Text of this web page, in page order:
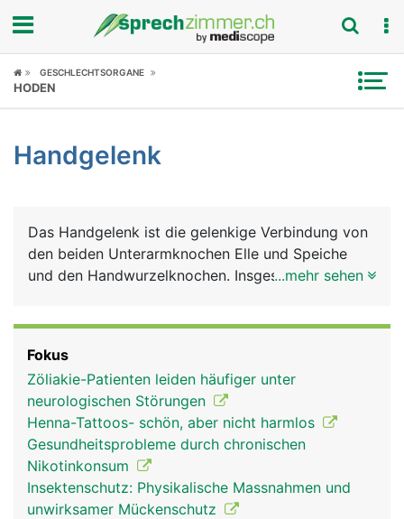
Fokus
Symptome
News
Rubriken
GESCHLECHTSORGANE
HODEN
Handgelenk
Das Handgelenk ist die gelenkige Verbindung von
den beiden Unterarmknochen Elle und Speiche
und den Handwurzelknochen. Insgesamt gibt es 8
überzogen und werden von Bändern
zusammengehalten. Weitere feste Bänder
verbinden die Handwurzelknochen mit der Elle und
Speiche und stabilisieren das Handgelenk. Durch
den Handwurzelkanal (Karpaltunnel) laufen Nerven
sowie die Muskelsehnen der Unterarmmuskeln, mit
denen die Finger bewegt werden.
...mehr sehen
Fokus
Zöliakie-Patienten leiden häufiger unter
neurologischen Störungen
Henna-Tattoos- schön, aber nicht harmlos
Gesundheitsprobleme durch chronischen
Nikotinkonsum
Insektenschutz: Physikalische Massnahmen und
unwirksamer Mückenschutz